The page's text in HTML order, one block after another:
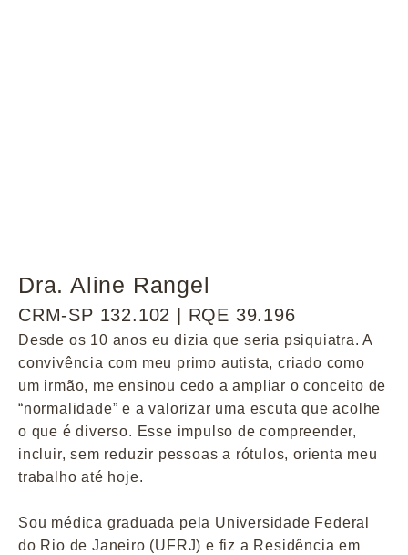
Dra. Aline Rangel
CRM-SP 132.102 | RQE 39.196
Desde os 10 anos eu dizia que seria psiquiatra. A
convivência com meu primo autista, criado como
um irmão, me ensinou cedo a ampliar o conceito de
“normalidade” e a valorizar uma escuta que acolhe
o que é diverso. Esse impulso de compreender,
incluir, sem reduzir pessoas a rótulos, orienta meu
trabalho até hoje.
Sou médica graduada pela Universidade Federal
do Rio de Janeiro (UFRJ) e fiz a Residência em